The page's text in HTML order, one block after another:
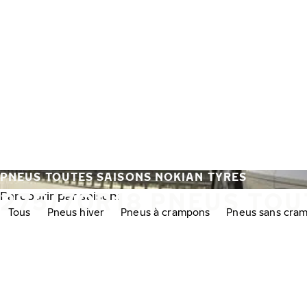
275/70R18 PNEUS
PNEUS TOUTES SAISONS NOKIAN TYRES
Parcourir par saison:
Tous Pneus hiver Pneus à crampons Pneus sans